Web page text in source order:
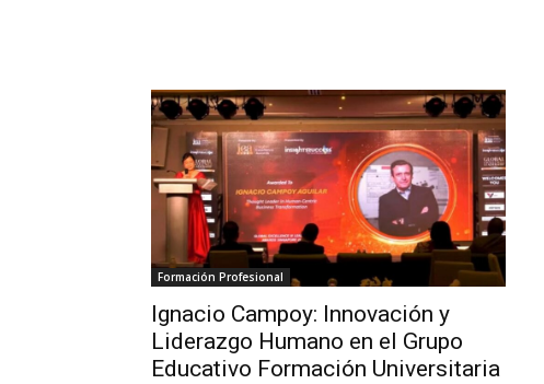
Formación Profesional
Ignacio Campoy: Innovación y
Liderazgo Humano en el Grupo
Educativo Formación Universitaria